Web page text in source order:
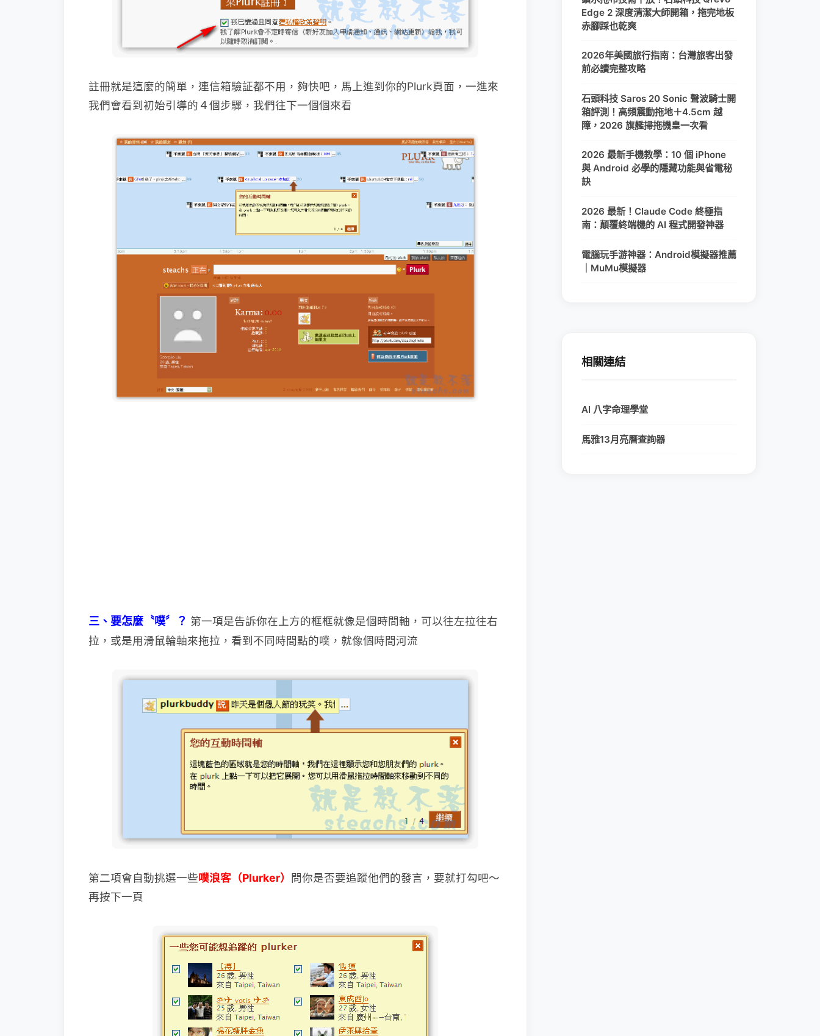
註冊就是這麼的簡單，連信箱驗証都不用，夠快吧，馬上進到你的Plurk頁面， 一進來
我們會看到初始引導的４個步驟，我們往下一個個來看
三、要怎麼〝噗〞？ 第一項是告訴你在上方的框框就像是個時間軸，可以往左拉往右
拉，或是用滑鼠輪軸來拖拉，看到不同時間點的噗，就像個時間河流
第二項會自動挑選一些噗浪客（Plurker） 問你是否要追蹤他們的發言， 要就打勾吧～
再按下一頁
Edge 2 深度清潔大師開箱，拖完地板
赤腳踩也乾爽
2026年美國旅行指南：台灣旅客出發
前必讀完整攻略
石頭科技 Saros 20 Sonic 聲波騎士開
箱評測！高頻震動拖地＋4.5cm 越
障，2026 旗艦掃拖機皇一次看
2026 最新手機教學：10 個 iPhone
與 Android 必學的隱藏功能與省電秘
訣
2026 最新！Claude Code 終極指
南：顛覆終端機的 AI 程式開發神器
電腦玩手游神器：Android模擬器推薦
｜MuMu模擬器
相關連結
AI 八字命理學堂
馬雅13月亮曆查詢器